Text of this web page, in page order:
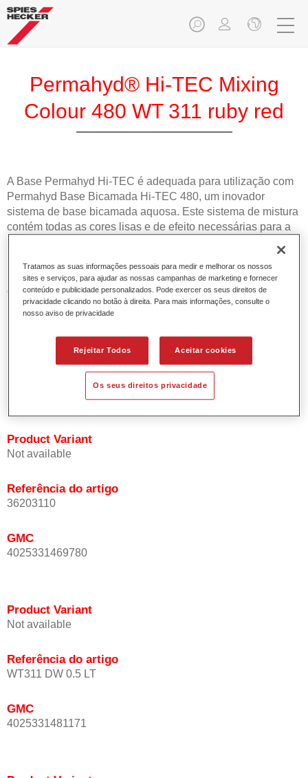
Permahyd® Hi-TEC Mixing
Colour 480 WT 311 ruby red
A Base Permahyd Hi-TEC é adequada para utilização com
Permahyd Base Bicamada Hi-TEC 480, um inovador
sistema de base bicamada aquosa. Este sistema de mistura
contém todas as cores lisas e de efeito necessárias para a
Características do produto
Simples e rápido de aplicar.
orientação de efeito.
Promove tempos de processo curtos.
Permite um disfarce fácil e fiável.
Proporciona uma óptima cobertura.
Utilizada na repintura de cores de efeito especial OEM.
Product Variant
Not available
Referência do artigo
36203110
GMC
4025331469780
Product Variant
Not available
Referência do artigo
WT311 DW 0.5 LT
GMC
4025331481171
Tratamos as suas informações pessoais para medir e melhorar os nossos
sites e serviços, para ajudar as nossas campanhas de marketing e fornecer
conteúdo e publicidade personalizados. Pode exercer os seus direitos de
privacidade clicando no botão à direita. Para mais informações, consulte o
nosso aviso de privacidade
Rejeitar Todos Aceitar cookies
Os seus direitos privacidade